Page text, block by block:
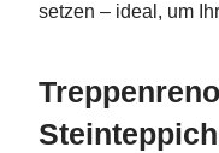
setzen – ideal, um